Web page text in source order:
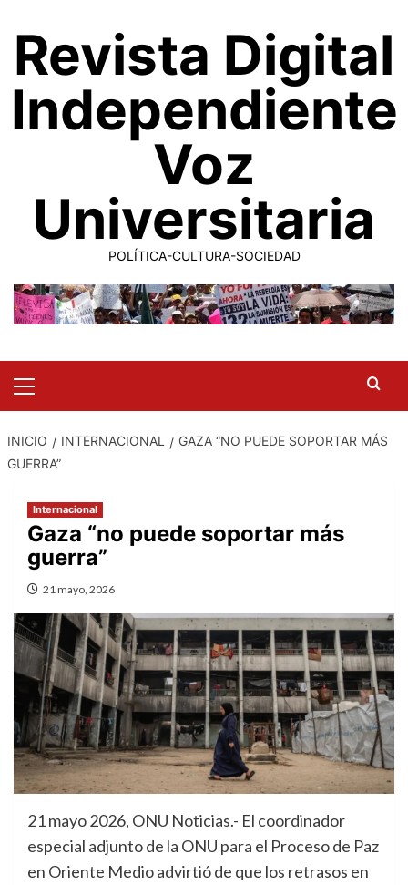
contenido
Revista Digital
Independiente
Voz
Universitaria
POLÍTICA-CULTURA-SOCIEDAD
Menu
INICIO INTERNACIONAL
GAZA “NO PUEDE SOPORTAR MÁS
GUERRA”
Internacional
Gaza “no puede soportar más
guerra”
21 mayo, 2026
21 mayo 2026, ONU Noticias.- El coordinador
especial adjunto de la ONU para el Proceso de Paz
en Oriente Medio advirtió de que los retrasos en